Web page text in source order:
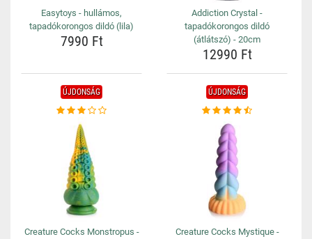
Easytoys - hullámos,
tapadókorongos dildó (lila)
7990 Ft
Addiction Crystal -
tapadókorongos dildó
(átlátszó) - 20cm
12990 Ft
ÚJDONSÁG
Creature Cocks Monstropus -
ÚJDONSÁG
Creature Cocks Mystique -